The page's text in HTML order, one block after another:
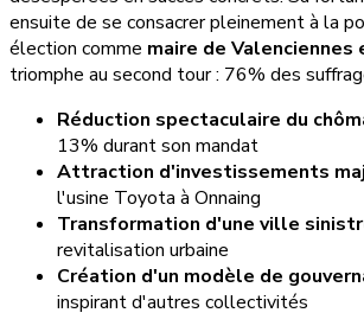
ensuite de se consacrer pleinement à la
élection comme maire de Valenciennes
triomphe au second tour : 76% des
Réduction spectaculaire du
13% durant son mandat
Attraction d'investissements
l'usine Toyota à Onnaing
Transformation d'une ville
revitalisation urbaine
Création d'un modèle de
inspirant d'autres collectivités